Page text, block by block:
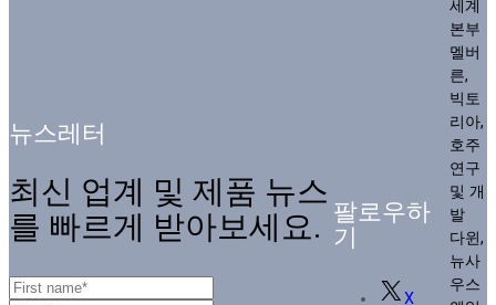
뉴스레터
최신 업계 및 제품 뉴스
를 빠르게 받아보세요. 팔로우하
기
X
세계
본부
멜버
른,
빅토
리아,
호주
연구
및 개
발
다윈,
뉴사
우스